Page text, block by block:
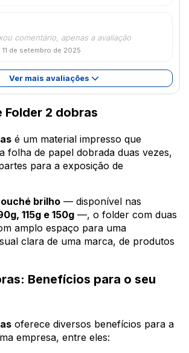
comentário, apenas a avaliação
11 de setembro de 2025
Ver mais avaliações
Folder 2 dobras
é um material impresso que
folha de papel dobrada duas vezes,
para a exposição de
brilho — disponível nas
115g e 150g —, o folder com duas
amplo espaço para uma
clara de uma marca, de produtos
Benefícios para o seu
oferece diversos benefícios para a
empresa, entre eles: